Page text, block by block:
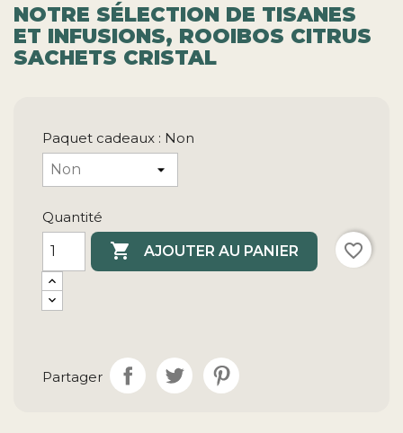
NOTRE SÉLECTION DE TISANES
ET INFUSIONS, ROOIBOS CITRUS
SACHETS CRISTAL
Paquet cadeaux : Non
Quantité
 AJOUTER AU PANIER favorite_border
Partager